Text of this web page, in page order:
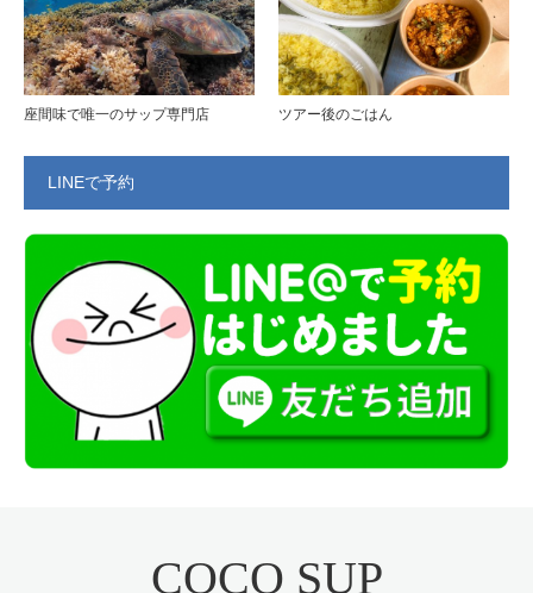
座間味で唯一のサップ専門店 ツアー後のごはん
LINEで予約
COCO SUP